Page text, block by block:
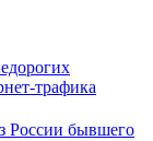
трафика
России бывшего